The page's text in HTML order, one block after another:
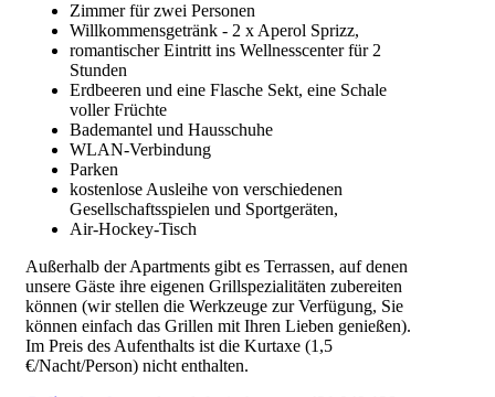
Zimmer für zwei Personen
Willkommensgetränk - 2 x Aperol Sprizz,
romantischer Eintritt ins Wellnesscenter für 2
Stunden
Erdbeeren und eine Flasche Sekt, eine Schale
voller Früchte
Bademantel und Hausschuhe
WLAN-Verbindung
Parken
kostenlose Ausleihe von verschiedenen
Gesellschaftsspielen und Sportgeräten,
Air-Hockey-Tisch
Außerhalb der Apartments gibt es Terrassen, auf denen
unsere Gäste ihre eigenen Grillspezialitäten zubereiten
können (wir stellen die Werkzeuge zur Verfügung, Sie
können einfach das Grillen mit Ihren Lieben genießen).
Im Preis des Aufenthalts ist die Kurtaxe (1,5
€/Nacht/Person) nicht enthalten.